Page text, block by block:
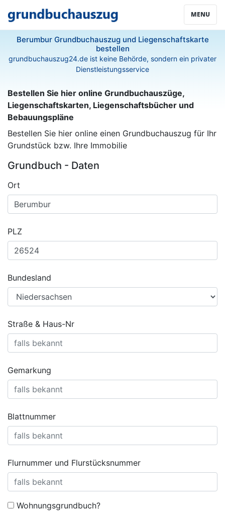
MENU
Berumbur Grundbuchauszug und Liegenschaftskarte
bestellen
grundbuchauszug24.de ist keine Behörde, sondern ein privater
Dienstleistungsservice
Bestellen Sie hier online Grundbuchauszüge,
Liegenschaftskarten, Liegenschaftsbücher und
Bebauungspläne
Bestellen Sie hier online einen Grundbuchauszug für Ihr
Grundstück bzw. Ihre Immobilie
Grundbuch - Daten
Ort
PLZ
Bundesland
Straße & Haus-Nr
Gemarkung
Blattnummer
Flurnummer und Flurstücksnummer
Wohnungsgrundbuch?